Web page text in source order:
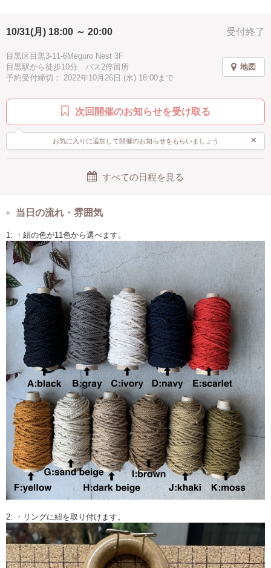
・初心者の方でも大丈夫です。
＊所要時間は個人差があります。
[zoom機能]
・zoom機能を使用したオンラインレッスンです。
事前にzoomの登録をお願い致します。
・事前に材料（ロープ、リング）を発送いたしますので、ご予約時に発
送先のご住所をお知らせください。
・紐の色は2色選べます。本体カラーとまとめ結び箇所の色が選べます。
画像のA〜Jのカラーからお選びください。
ください。
※沖縄、離島は別途発送料がかかります。着払いでの発送となります。
[キャンセル]
予約締切日以降のキャンセルについては、100％のキャンセル費用がかか
りますのでご注意ください。日程の変更については可能です。
[是非知ってほしい]
・マクラメ編みは手で紐を結びデザインを作り出すことの出来る技法で
す。
インテリア、アクセサリーと幅広く作れます。
一つ作ると次に何を作ろうかなと楽しくなります。
是非体験してみてください。
手ぶらOK 綺麗 素敵 受付終了
10/31(月) 18:00 ～ 20:00
目黒区目黒3-11-6Meguro Nest 3F
目黒駅から徒歩10分 バス2停留所
予約受付締切： 2022年10月26日 (水) 18:00まで
地図
次回開催のお知らせを受け取る
お気に入りに追加して開催のお知らせをもらいましょう ×
すべての日程を見る
当日の流れ・雰囲気
1: ・紐の色が11色から選べます。
2: ・リングに紐を取り付けます。